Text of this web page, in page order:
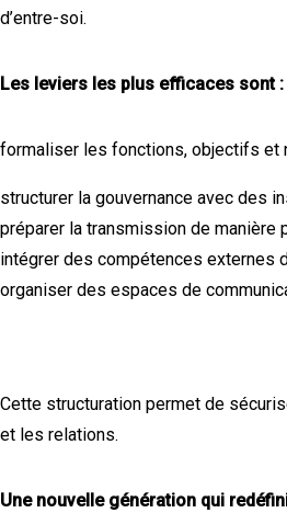
d’entre-soi.
Les leviers les plus efficaces sont :
formaliser les fonctions, objectifs et
structurer la gouvernance avec des
préparer la transmission de manière
intégrer des compétences externes
organiser des espaces de
Cette structuration permet de
et les relations.
Une nouvelle génération qui